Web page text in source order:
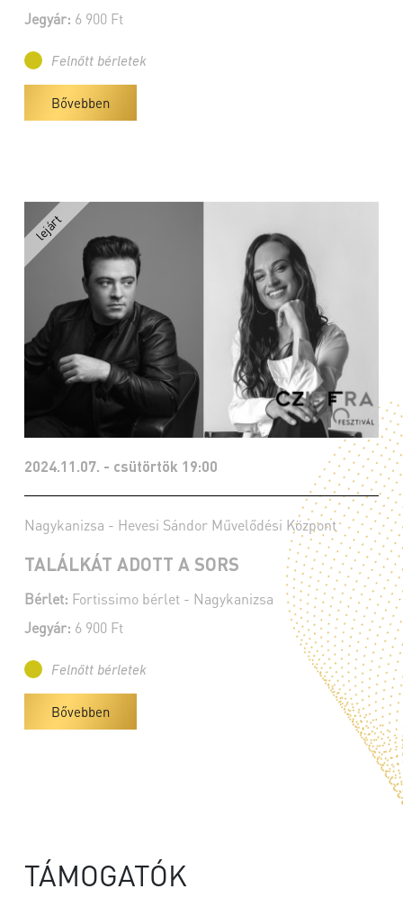
Jegyár: 6 900 Ft
Felnőtt bérletek
Bővebben
2024.11.07. - csütörtök 19:00
Nagykanizsa - Hevesi Sándor Művelődési Központ
TALÁLKÁT ADOTT A SORS
Bérlet: Fortissimo bérlet - Nagykanizsa
Jegyár: 6 900 Ft
Felnőtt bérletek
Bővebben
TÁMOGATÓK